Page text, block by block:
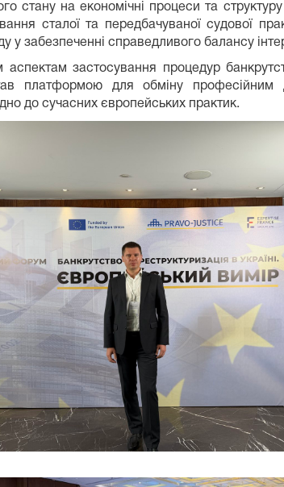
стану на економічні процеси та
сталої та передбачуваної судової
у забезпеченні справедливого балансу
аспектам застосування процедур
платформою для обміну професійним
до сучасних європейських практик.